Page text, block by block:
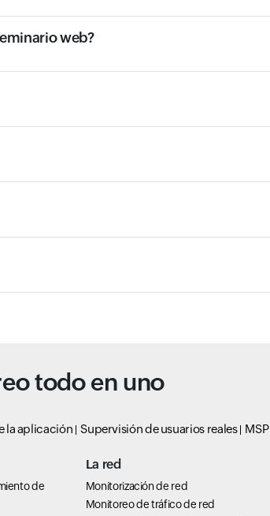
web?
todo en uno
la aplicación Supervisión de usuarios reales MSP
de
La red
Monitorización de red
Monitoreo de tráfico de red